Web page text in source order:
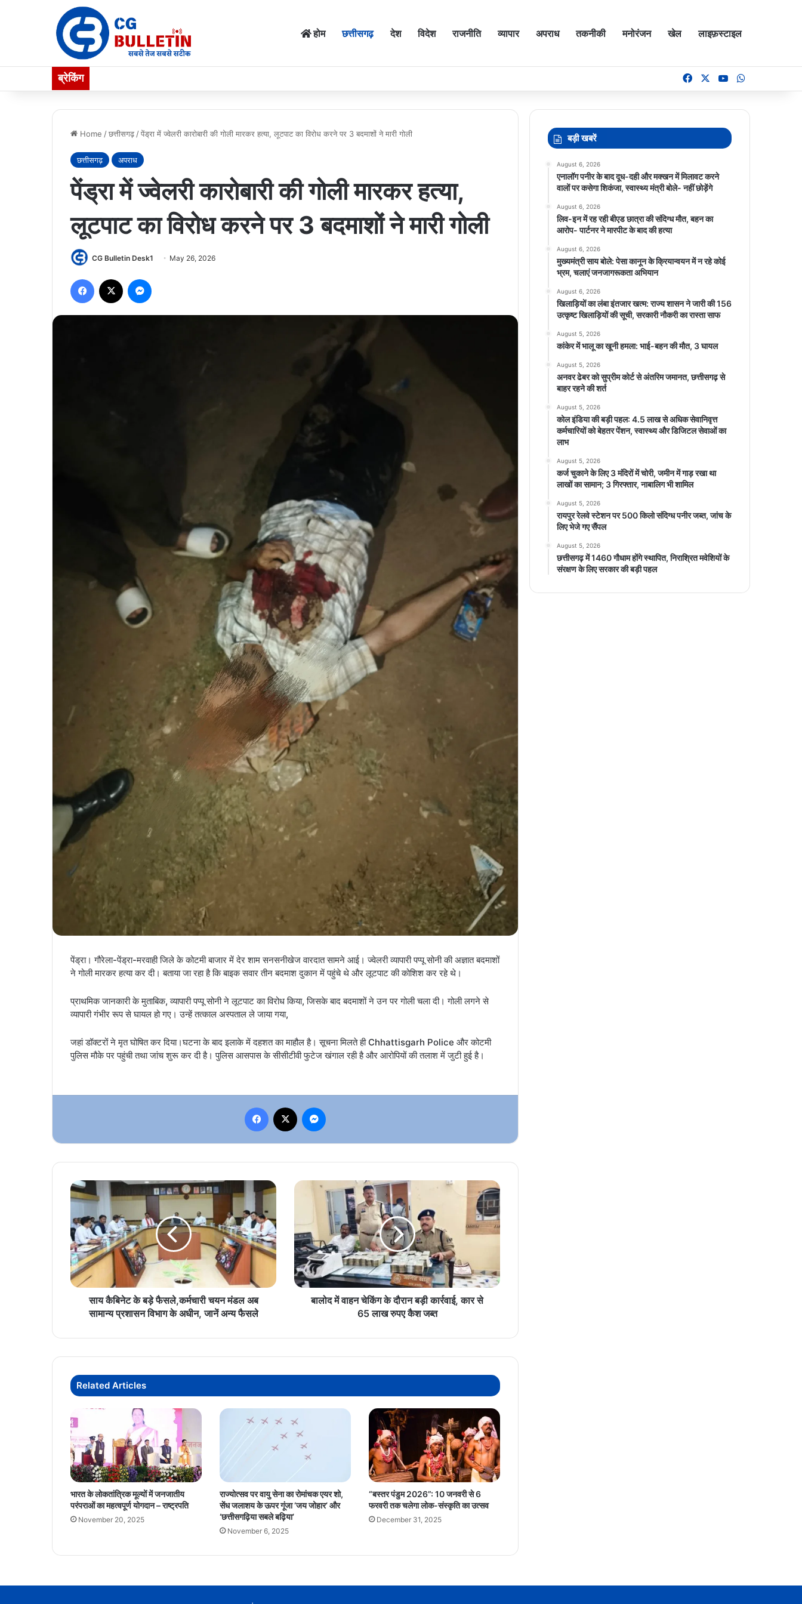
होम छत्तीसगढ़ देश विदेश राजनीति व्यापार अपराध तकनीकी मनोरंजन खेल लाइफ़स्टाइल
ब्रेकिंग FacebookYouTube
Home /छत्तीसगढ़ /पेंड्रा में ज्वेलरी कारोबारी की गोली मारकर हत्या, लूटपाट का विरोध करने पर 3 बदमाशों ने मारी गोली
छत्तीसगढ़ अपराध
पेंड्रा में ज्वेलरी कारोबारी की गोली मारकर हत्या,
लूटपाट का विरोध करने पर 3 बदमाशों ने मारी गोली
CG Bulletin Desk1 May 26, 2026
Facebook
पेंड्रा। गौरेला-पेंड्रा-मरवाही जिले के कोटमी बाजार में देर शाम सनसनीखेज वारदात सामने आई। ज्वेलरी व्यापारी पप्पू सोनी की अज्ञात बदमाशों
ने गोली मारकर हत्या कर दी। बताया जा रहा है कि बाइक सवार तीन बदमाश दुकान में पहुंचे थे और लूटपाट की कोशिश कर रहे थे।
प्राथमिक जानकारी के मुताबिक, व्यापारी पप्पू सोनी ने लूटपाट का विरोध किया, जिसके बाद बदमाशों ने उन पर गोली चला दी। गोली लगने से
व्यापारी गंभीर रूप से घायल हो गए। उन्हें तत्काल अस्पताल ले जाया गया,
जहां डॉक्टरों ने मृत घोषित कर दिया।घटना के बाद इलाके में दहशत का माहौल है। सूचना मिलते ही Chhattisgarh Police और कोटमी
पुलिस मौके पर पहुंची तथा जांच शुरू कर दी है। पुलिस आसपास के सीसीटीवी फुटेज खंगाल रही है और आरोपियों की तलाश में जुटी हुई है।
Facebook
साय
कैबिनेट
बड़े
फैसले,कर्मचारी
चयन
मंडल
अब
सामान्य
प्रशासन
अधीन,
फैसले
साय कैबिनेट के बड़े फैसले,कर्मचारी चयन मंडल अब
सामान्य प्रशासन विभाग के अधीन, जानें अन्य फैसले
बालोद
चेकिंग
के
दौरान
बड़ी
कार्रवाई,
कार
रुपए
बालोद में वाहन चेकिंग के दौरान बड़ी कार्रवाई, कार से
65 लाख रुपए कैश जब्त
Related Articles
भारत के लोकतांत्रिक मूल्यों में जनजातीय
परंपराओं का महत्वपूर्ण योगदान – राष्ट्रपति
November 20, 2025
राज्योत्सव पर वायु सेना का रोमांचक एयर शो,
सेंध जलाशय के ऊपर गूंजा ‘जय जोहार’ और
‘छत्तीसगढ़िया सबले बढ़िया’
November 6, 2025
“बस्तर पंडुम 2026”: 10 जनवरी से 6
फरवरी तक चलेगा लोक-संस्कृति का उत्सव
December 31, 2025
बड़ी खबरें
August 6, 2026
एनालॉग पनीर के बाद दूध-दही और मक्खन में मिलावट करने
वालों पर कसेगा शिकंजा, स्वास्थ्य मंत्री बोले- नहीं छोड़ेंगे
August 6, 2026
लिव-इन में रह रही बीएड छात्रा की संदिग्ध मौत, बहन का
आरोप- पार्टनर ने मारपीट के बाद की हत्या
August 6, 2026
मुख्यमंत्री साय बोले: पेसा कानून के क्रियान्वयन में न रहे कोई
भ्रम, चलाएं जनजागरूकता अभियान
August 6, 2026
खिलाड़ियों का लंबा इंतजार खत्म: राज्य शासन ने जारी की 156
उत्कृष्ट खिलाड़ियों की सूची, सरकारी नौकरी का रास्ता साफ
August 5, 2026
कांकेर में भालू का खूनी हमला: भाई-बहन की मौत, 3 घायल
August 5, 2026
अनवर ढेबर को सुप्रीम कोर्ट से अंतरिम जमानत, छत्तीसगढ़ से
बाहर रहने की शर्त
August 5, 2026
कोल इंडिया की बड़ी पहल: 4.5 लाख से अधिक सेवानिवृत्त
कर्मचारियों को बेहतर पेंशन, स्वास्थ्य और डिजिटल सेवाओं का
लाभ
August 5, 2026
कर्ज चुकाने के लिए 3 मंदिरों में चोरी, जमीन में गाड़ रखा था
लाखों का सामान; 3 गिरफ्तार, नाबालिग भी शामिल
August 5, 2026
रायपुर रेलवे स्टेशन पर 500 किलो संदिग्ध पनीर जब्त, जांच के
लिए भेजे गए सैंपल
August 5, 2026
छत्तीसगढ़ में 1460 गौधाम होंगे स्थापित, निराश्रित मवेशियों के
संरक्षण के लिए सरकार की बड़ी पहल